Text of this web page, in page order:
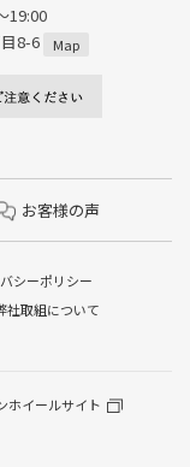
19:00
8-6
Map
お客様の声
シーポリシー
社取組について
ホイールサイト
イル交換/その他